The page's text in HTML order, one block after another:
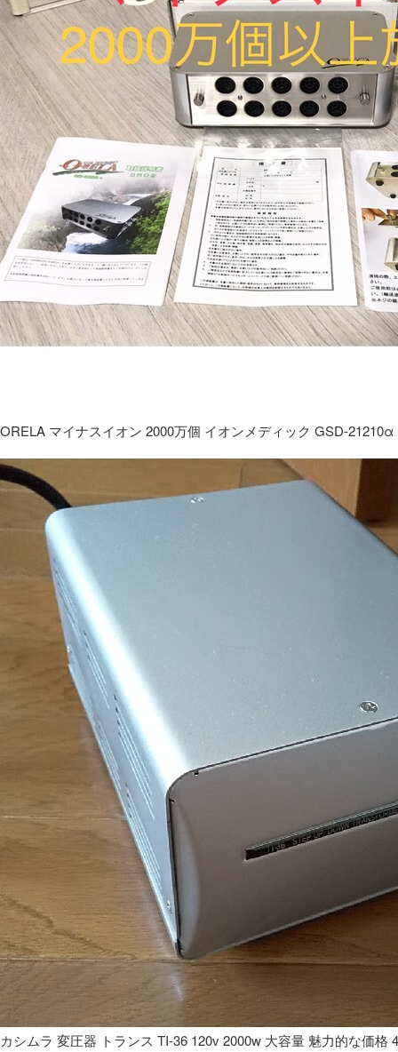
ORELA マイナスイオン 2000万個 イオンメディック GSD-21210α
カシムラ 変圧器 トランス TI-36 120v 2000w 大容量 魅力的な価格